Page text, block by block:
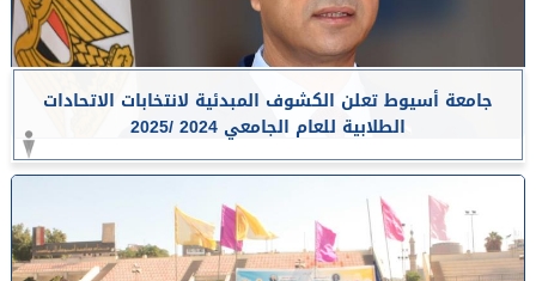
جامعة أسيوط تعلن الكشوف المبدئية لانتخابات الاتحادات
الطلابية للعام الجامعي 2024 /2025